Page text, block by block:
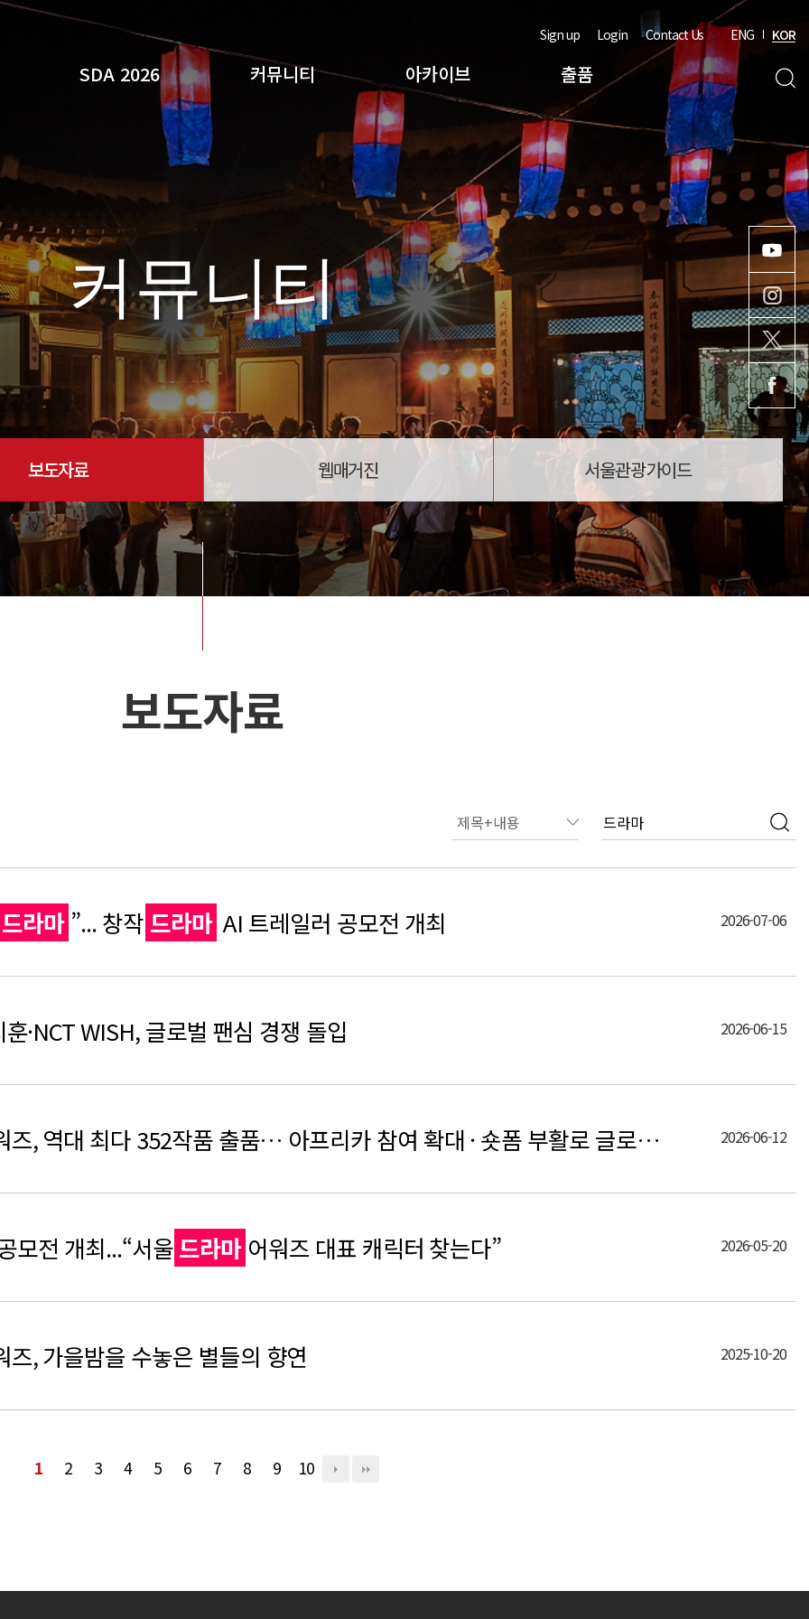
SDA 2026 커뮤니티 아카이브 출품
Sign up Login Contact Us ENG KOR
검색
커뮤니티
보도자료 웹매거진 서울관광가이드
보도자료
드라마 ”... 창작 드라마 AI 트레일러 공모전 개최 2026-07-06
·NCT WISH, 글로벌 팬심 경쟁 돌입 2026-06-15
즈, 역대 최다 352작품 출품… 아프리카 참여 확대 · 숏폼 부활로 글로… 2026-06-12
모전 개최...“서울 드라마 어워즈 대표 캐릭터 찾는다” 2026-05-20
즈, 가을밤을 수놓은 별들의 향연 2025-10-20
1 2 3 4 5 6 7 8 9 10